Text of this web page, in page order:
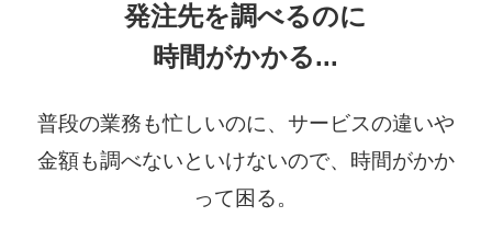
発注先を調べるのに
時間がかかる...
普段の業務も忙しいのに、サービスの違いや
金額も調べないといけないので、時間がかか
って困る。